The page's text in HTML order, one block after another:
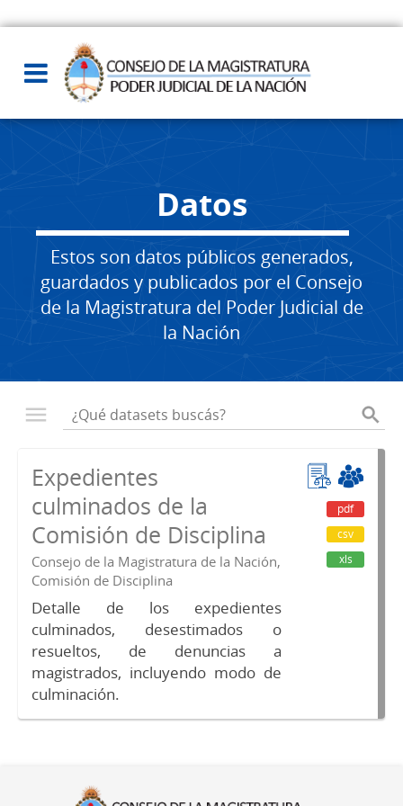
Datos
Estos son datos públicos generados,
guardados y publicados por el Consejo
de la Magistratura del Poder Judicial de
la Nación
Expedientes
culminados de la
Comisión de Disciplina
Consejo de la Magistratura de la Nación,
Comisión de Disciplina
Detalle de los expedientes
culminados, desestimados o
resueltos, de denuncias a
magistrados, incluyendo modo de
culminación.
pdf
csv
xls